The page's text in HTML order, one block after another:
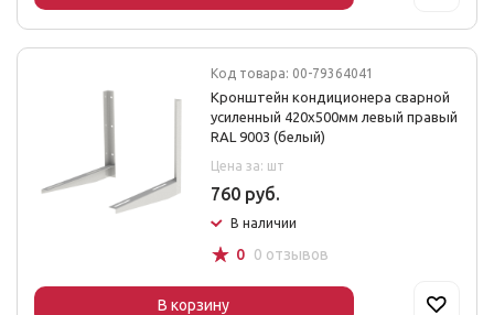
Код товара: 00-79364041
Кронштейн кондиционера сварной
усиленный 420х500мм левый правый
RAL 9003 (белый)
Цена за: шт
760 руб.
В наличии
☆ 0 0 отзывов
В корзину